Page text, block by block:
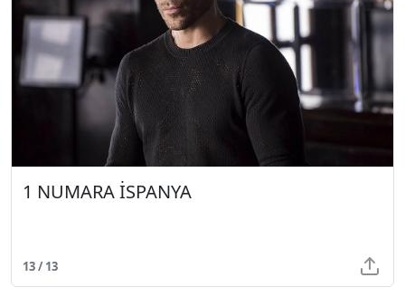
1 NUMARA İSPANYA
13 / 13